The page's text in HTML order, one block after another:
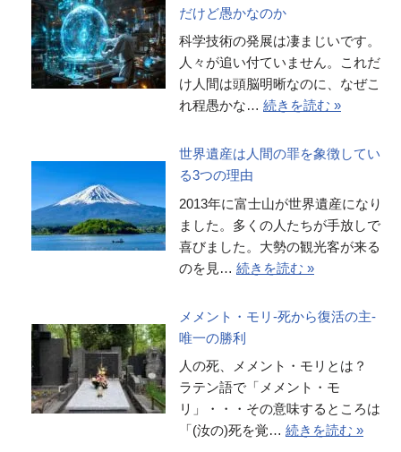
だけど愚かなのか
科学技術の発展は凄まじいです。
人々が追い付ていません。これだ
け人間は頭脳明晰なのに、なぜこ
れ程愚かな… 続きを読む »
世界遺産は人間の罪を象徴してい
る3つの理由
2013年に富士山が世界遺産になり
ました。多くの人たちが手放しで
喜びました。大勢の観光客が来る
のを見… 続きを読む »
メメント・モリ-死から復活の主-
唯一の勝利
人の死、メメント・モリとは？
ラテン語で「メメント・モ
リ」・・・その意味するところは
「(汝の)死を覚… 続きを読む »